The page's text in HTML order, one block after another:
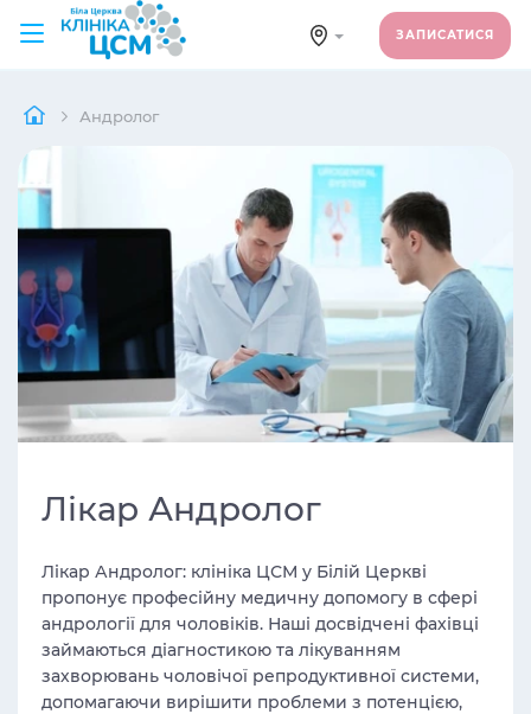
ЗАПИСАТИСЯ
Андролог
Лікар Андролог
Лікар Андролог: клініка ЦСМ у Білій Церкві
пропонує професійну медичну допомогу в сфері
андрології для чоловіків. Наші досвідчені фахівці
займаються діагностикою та лікуванням
захворювань чоловічої репродуктивної системи,
допомагаючи вирішити проблеми з потенцією,